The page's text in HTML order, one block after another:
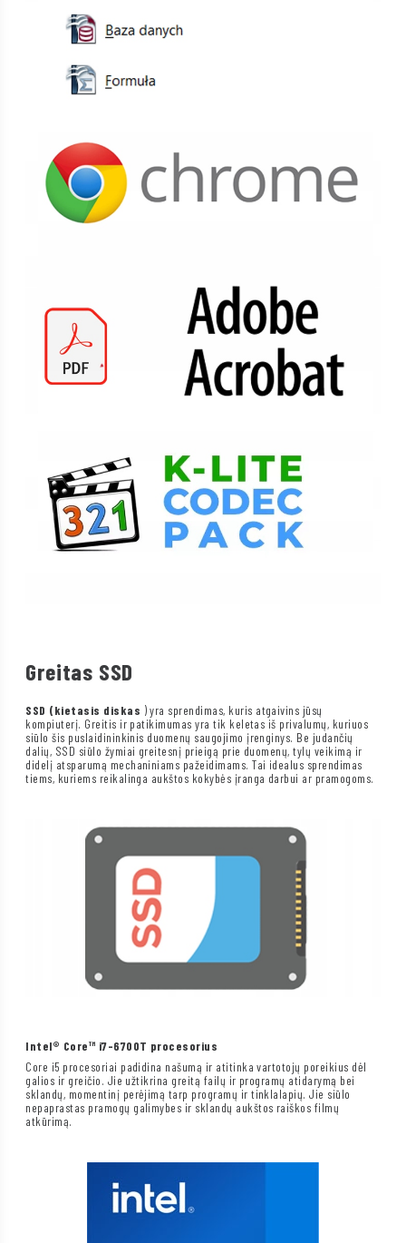
Greitas SSD
SSD (kietasis diskas ) yra sprendimas, kuris atgaivins jūsų
kompiuterį. Greitis ir patikimumas yra tik keletas iš privalumų, kuriuos
siūlo šis puslaidininkinis duomenų saugojimo įrenginys. Be judančių
dalių, SSD siūlo žymiai greitesnį prieigą prie duomenų, tylų veikimą ir
didelį atsparumą mechaniniams pažeidimams. Tai idealus sprendimas
tiems, kuriems reikalinga aukštos kokybės įranga darbui ar pramogoms.
Intel® Core™ i7-6700T procesorius
Core i5 procesoriai padidina našumą ir atitinka vartotojų poreikius dėl
galios ir greičio. Jie užtikrina greitą failų ir programų atidarymą bei
sklandų, momentinį perėjimą tarp programų ir tinklalapių. Jie siūlo
nepaprastas pramogų galimybes ir sklandų aukštos raiškos filmų
atkūrimą.